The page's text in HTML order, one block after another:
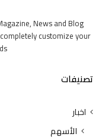
News and Blog
customize your
تصنيفات
اخبار
الأسهم